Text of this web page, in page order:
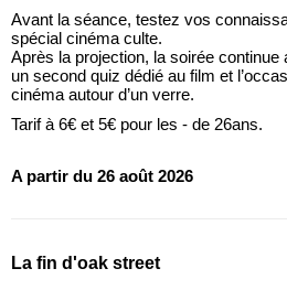
Avant la séance, testez vos
spécial cinéma culte.
Après la projection, la soirée
un second quiz dédié au film et
cinéma autour d’un verre.
Tarif à 6€ et 5€ pour les - de 26ans.
A partir du 26 août 2026
La fin d'oak street